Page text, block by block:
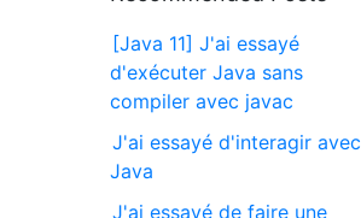
[Java 11] J'ai essayé
d'exécuter Java sans
compiler avec javac
J'ai essayé d'interagir avec
Java
J'ai essayé de faire une